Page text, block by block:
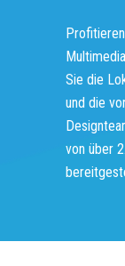
Sie die
und die
von über